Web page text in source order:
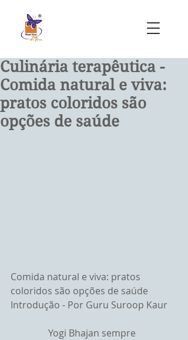
Culinária terapêutica -
Comida natural e viva:
pratos coloridos são
opções de saúde
Comida natural e viva: pratos
coloridos são opções de saúde
Introdução - Por Guru Suroop Kaur